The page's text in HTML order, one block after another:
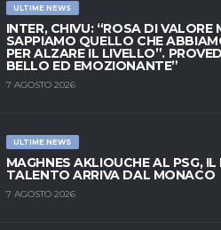
ULTIME NEWS
INTER, CHIVU: “ROSA DI VALORE
SAPPIAMO QUELLO CHE
PER ALZARE IL LIVELLO”.
BELLO ED EMOZIONANTE”
7 AGOSTO 2026
ULTIME NEWS
MAGHNES AKLIOUCHE AL PSG,
TALENTO ARRIVA DAL MONACO
7 AGOSTO 2026